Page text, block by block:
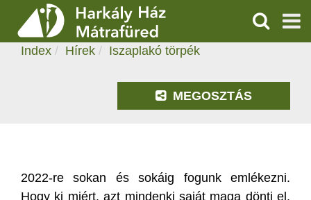
KERESÉS
ISZAPLAKÓ TÖRPÉK
2024.07.16. 09:19
Index Hírek Iszaplakó törpék
MEGOSZTÁS
2022-re sokan és sokáig fogunk emlékezni.
Hogy ki miért, azt mindenki saját maga dönti el.